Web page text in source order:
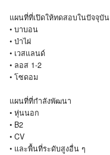
แผนที่ที่เปิดให้ทดสอบในปัจจุบัน
• บาบอน
• ป่าไผ่
• เวสแลนด์
• ลอส 1-2
• โซดอม
แผนที่ที่กำลังพัฒนา
• หุ่นนอก
• B2
• CV
• และพื้นที่ระดับสูงอื่น ๆ